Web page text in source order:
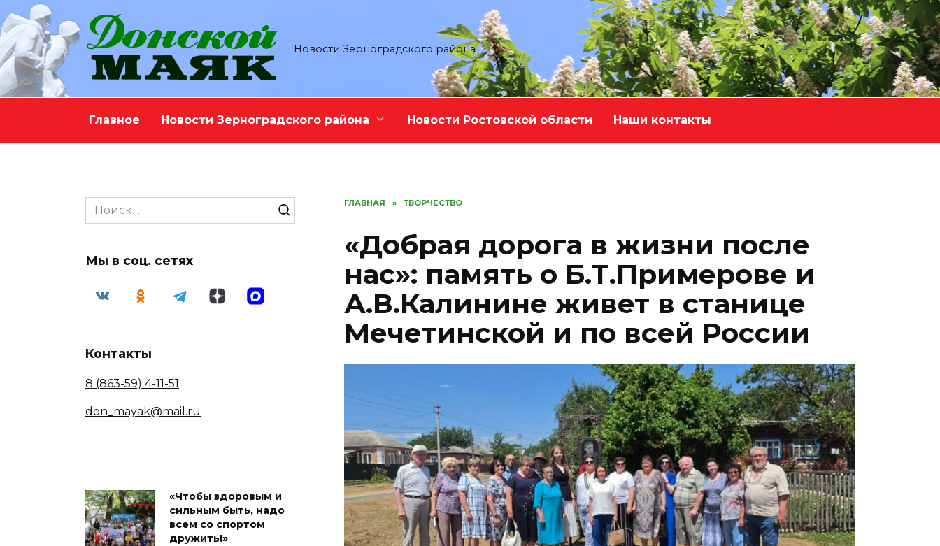
Перейти
к
содержанию
Новости Зерноградского района
Главное Новости Зерноградского района Новости Ростовской области Наши контакты
ГЛАВНАЯ » ТВОРЧЕСТВО
«Добрая дорога в жизни после
нас»: память о Б.Т.Примерове и
А.В.Калинине живет в станице
Мечетинской и по всей России
Search
for:
Мы в соц. сетях
Контакты
8 (863-59) 4-11-51
don_mayak@mail.ru
«Чтобы здоровым и
сильным быть, надо
всем со спортом
дружить!»